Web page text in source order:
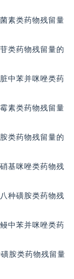
素类药物残留量
类药物残留量的
中苯并咪唑类药
素类药物残留量
类药物残留量的
基咪唑类药物残
种磺胺类药物残
中苯并咪唑类药
胺类药物残留量